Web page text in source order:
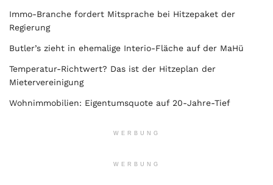
Immo-Branche fordert Mitsprache bei Hitzepaket der
Regierung
Butler’s zieht in ehemalige Interio-Fläche auf der MaHü
Temperatur-Richtwert? Das ist der Hitzeplan der
Mietervereinigung
Wohnimmobilien: Eigentumsquote auf 20-Jahre-Tief
WERBUNG
WERBUNG